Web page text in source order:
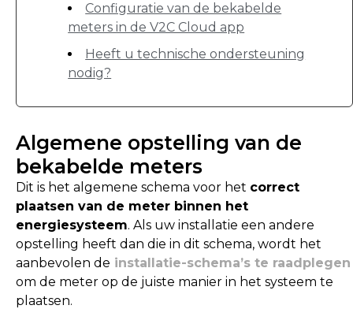
Configuratie van de bekabelde
meters in de V2C Cloud app
Heeft u technische ondersteuning
nodig?
Algemene opstelling van de
bekabelde meters
Dit is het algemene schema voor het correct
plaatsen van de meter binnen het
energiesysteem. Als uw installatie een andere
opstelling heeft dan die in dit schema, wordt het
aanbevolen de installatie-schema’s te raadplegen
om de meter op de juiste manier in het systeem te
plaatsen.